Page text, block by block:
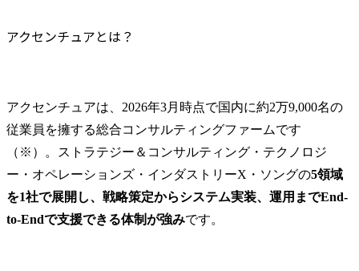
アクセンチュアとは？
アクセンチュアは、2026年3月時点で国内に約2万9,000名の
従業員を擁する総合コンサルティングファームです
（※）。ストラテジー＆コンサルティング・テクノロジ
ー・オペレーションズ・インダストリーX・ソングの5領域
を1社で展開し、戦略策定からシステム実装、運用までEnd-
to-Endで支援できる体制が強みです。